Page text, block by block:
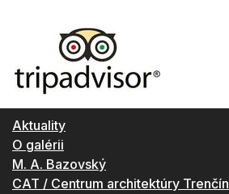
Aktuality
O galérii
M. A. Bazovský
CAT / Centrum architektúry Trenčín